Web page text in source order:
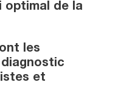
optimal de la
les
et